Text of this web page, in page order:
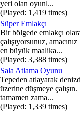
yeri olan oyunl...
(Played: 1,419 times)
Süper Emlakçı
Bir bölgede emlakçı
çalışıyorsunuz,
en büyük maalika...
(Played: 3,388 times)
Sala Atlama Oyunu
Tepeden atlayarak
üzerine düşmeye
tamamen zama...
(Played: 1,339 times)